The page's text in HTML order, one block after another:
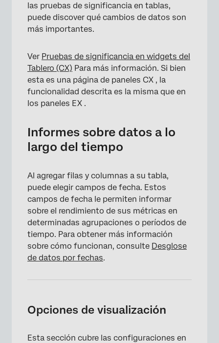
×
×
las pruebas de significancia en tablas,
puede discover qué cambios de datos son
más importantes.
Ver Pruebas de significancia en widgets del
Tablero (CX) Para más información. Si bien
esta es una página de paneles CX , la
funcionalidad descrita es la misma que en
los paneles EX .
Informes sobre datos a lo
largo del tiempo
Al agregar filas y columnas a su tabla,
puede elegir campos de fecha. Estos
campos de fecha le permiten informar
sobre el rendimiento de sus métricas en
determinadas agrupaciones o períodos de
tiempo. Para obtener más información
sobre cómo funcionan, consulte Desglose
de datos por fechas.
Opciones de visualización
Esta sección cubre las configuraciones en